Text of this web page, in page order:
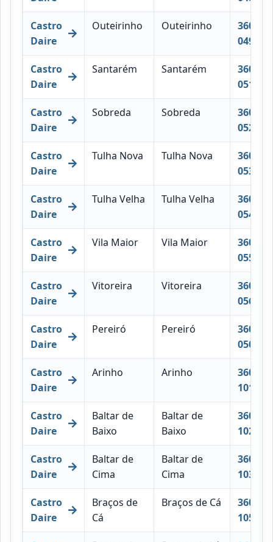
Castro
Daire
Outeirinho Outeirinho
3600-
049
Castro
Daire
Santarém Santarém
3600-
051
Castro
Daire
Sobreda Sobreda
3600-
052
Castro
Daire
Tulha Nova Tulha Nova
3600-
053
Castro
Daire
Tulha Velha Tulha Velha
3600-
054
Castro
Daire
Vila Maior Vila Maior
3600-
055
Castro
Daire
Vitoreira Vitoreira
3600-
056
Castro
Daire
Pereiró Pereiró
3600-
050
Castro
Daire
Arinho Arinho
3600-
101
Castro
Daire
Baltar de
Baixo
Baltar de
Baixo
3600-
102
Castro
Daire
Baltar de
Cima
Baltar de
Cima
3600-
103
Castro
Daire
Braços de
Cá
Braços de Cá
3600-
105